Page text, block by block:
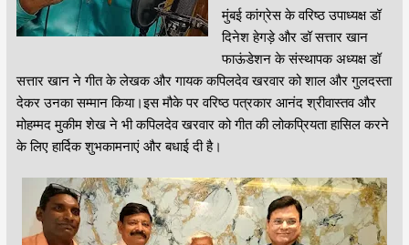
मुंबई कांग्रेस के वरिष्ठ उपाध्यक्ष डॉ
दिनेश हेगड़े और डॉ सत्तार खान
फाऊंडेशन के संस्थापक अध्यक्ष डॉ
सत्तार खान ने गीत के लेखक और गायक कपिलदेव खरवार को शाल और गुलदस्ता
देकर उनका सम्मान किया।इस मौके पर वरिष्ठ पत्रकार आनंद श्रीवास्तव और
मोहम्मद मुकीम शेख ने भी कपिलदेव खरवार को गीत की लोकप्रियता हासिल करने
के लिए हार्दिक शुभकामनाएं और बधाई दी है।